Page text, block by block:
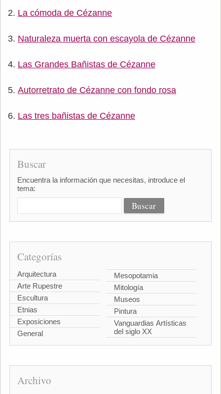
La cómoda de Cézanne
Naturaleza muerta con escayola de Cézanne
Las Grandes Bañistas de Cézanne
Autorretrato de Cézanne con fondo rosa
Las tres bañistas de Cézanne
Buscar
Encuentra la información que necesitas, introduce el
tema:
Categorías
Arquitectura
Arte Rupestre
Escultura
Etnias
Exposiciones
General
Mesopotamia
Mitología
Museos
Pintura
Vanguardias Artísticas
del siglo XX
Archivo